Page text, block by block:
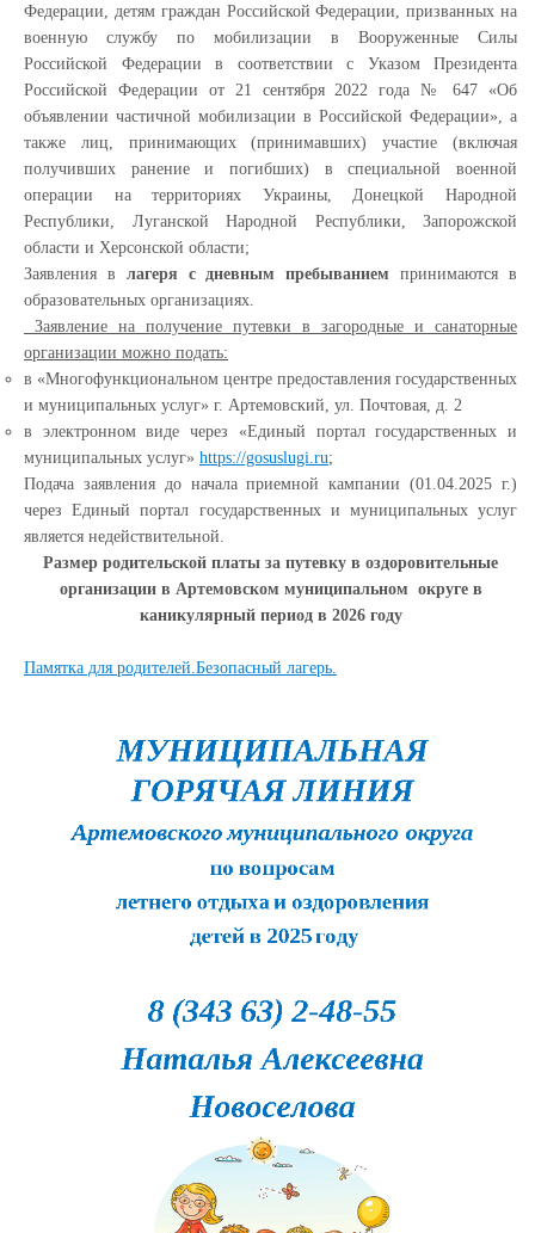
Федерации, детям граждан Российской Федерации, призванных на
военную службу по мобилизации в Вооруженные Силы
Российской Федерации в соответствии с Указом Президента
Российской Федерации от 21 сентября 2022 года № 647 «Об
объявлении частичной мобилизации в Российской Федерации», а
также лиц, принимающих (принимавших) участие (включая
получивших ранение и погибших) в специальной военной
операции на территориях Украины, Донецкой Народной
Республики, Луганской Народной Республики, Запорожской
области и Херсонской области;
Заявления в лагеря с дневным пребываниемпринимаются в
образовательных организациях.
Заявление на получение путевки в загородные и санаторные
организации можно подать:
в «Многофункциональном центре предоставления государственных
и муниципальных услуг» г. Артемовский, ул. Почтовая, д. 2
в электронном виде через «Единый портал государственных и
муниципальных услуг» https://gosuslugi.ru;
Подача заявления до начала приемной кампании (01.04.2025 г.)
через Единый портал государственных и муниципальных услуг
является недействительной.
Размер родительской платы за путевку в оздоровительные
организации в Артемовском муниципальном округе в
каникулярный период в 2026 году
Памятка для родителей.Безопасный лагерь.